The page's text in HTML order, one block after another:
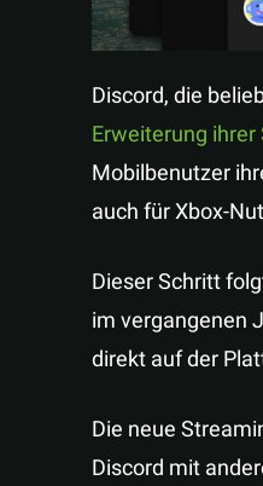
Discord, die
Erweiterung
Mobilbenutzer
auch für Xbox-
Dieser Schritt
im vergangenen
direkt auf der
Die neue
Discord mit